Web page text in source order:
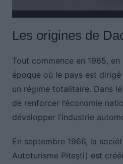
Les origines de
Tout commence en 1965, en
époque où le pays est
un régime totalitaire. Dans
de renforcer l’économie
développer l’industrie
En septembre 1966, la
Autoturisme Pitești) est